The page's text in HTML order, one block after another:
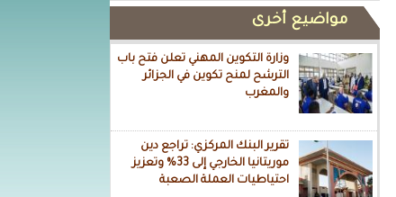
مواضيع أخرى
وزارة التكوين المهني تعلن فتح باب
الترشح لمنح تكوين في الجزائر
والمغرب
تقرير البنك المركزي: تراجع دين
موريتانيا الخارجي إلى 33% وتعزيز
احتياطيات العملة الصعبة